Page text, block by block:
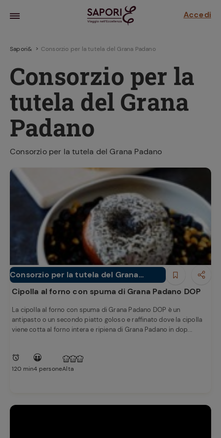
Accedi
sensi di
Sapori& Consorzio per la tutela del Grana Padano
Consorzio per la
tutela del Grana
Padano
Consorzio per la tutela del Grana Padano
Consorzio per la tutela del Grana
Padano
Antipasti
Cipolla al forno con spuma di Grana Padano DOP
La cipolla al forno con spuma di Grana Padano DOP è un
antipasto o un secondo piatto goloso e raffinato dove la cipolla
viene cotta al forno intera e ripiena di Grana Padano in dop...
120 min4 personeAlta